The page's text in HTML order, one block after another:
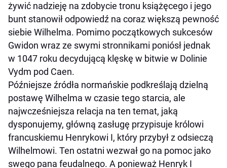
żywić nadzieję na zdobycie tronu książęcego i jego
bunt stanowił odpowiedź na coraz większą pewność
siebie Wilhelma. Pomimo początkowych sukcesów
Gwidon wraz ze swymi stronnikami poniósł jednak
w 1047 roku decydującą klęskę w bitwie w Dolinie
Vydm pod Caen.
Późniejsze źródła normańskie podkreślają dzielną
postawę Wilhelma w czasie tego starcia, ale
najwcześniejsza relacja na ten temat, jaką
dysponujemy, główną zasługę przypisuje królowi
francuskiemu Henrykowi I, który przybył z odsieczą
Wilhelmowi. Ten ostatni wezwał go na pomoc jako
swego pana feudalnego. A ponieważ Henryk I